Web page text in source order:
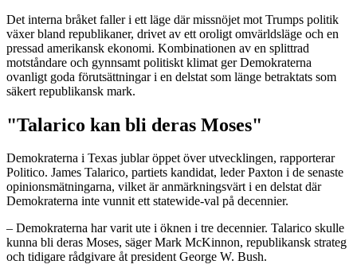
Det interna bråket faller i ett läge där missnöjet mot Trumps politik
växer bland republikaner, drivet av ett oroligt omvärldsläge och en
pressad amerikansk ekonomi. Kombinationen av en splittrad
motståndare och gynnsamt politiskt klimat ger Demokraterna
ovanligt goda förutsättningar i en delstat som länge betraktats som
säkert republikansk mark.
"Talarico kan bli deras Moses"
Demokraterna i Texas jublar öppet över utvecklingen, rapporterar
Politico. James Talarico, partiets kandidat, leder Paxton i de senaste
opinionsmätningarna, vilket är anmärkningsvärt i en delstat där
Demokraterna inte vunnit ett statewide-val på decennier.
– Demokraterna har varit ute i öknen i tre decennier. Talarico skulle
kunna bli deras Moses, säger Mark McKinnon, republikansk strateg
och tidigare rådgivare åt president George W. Bush.